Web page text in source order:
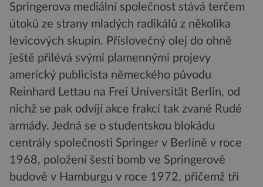
Springerova mediální společnost stává terčem
útoků ze strany mladých radikálů z několika
levicových skupin. Příslovečný olej do ohně
ještě přilévá svými plamennými projevy
americký publicista německého původu
Reinhard Lettau na Frei Universität Berlin, od
nichž se pak odvíjí akce frakcí tak zvané Rudé
armády. Jedná se o studentskou blokádu
centrály společnosti Springer v Berlíně v roce
1968, položení šesti bomb ve Springerově
budově v Hamburgu v roce 1972, přičemž tři